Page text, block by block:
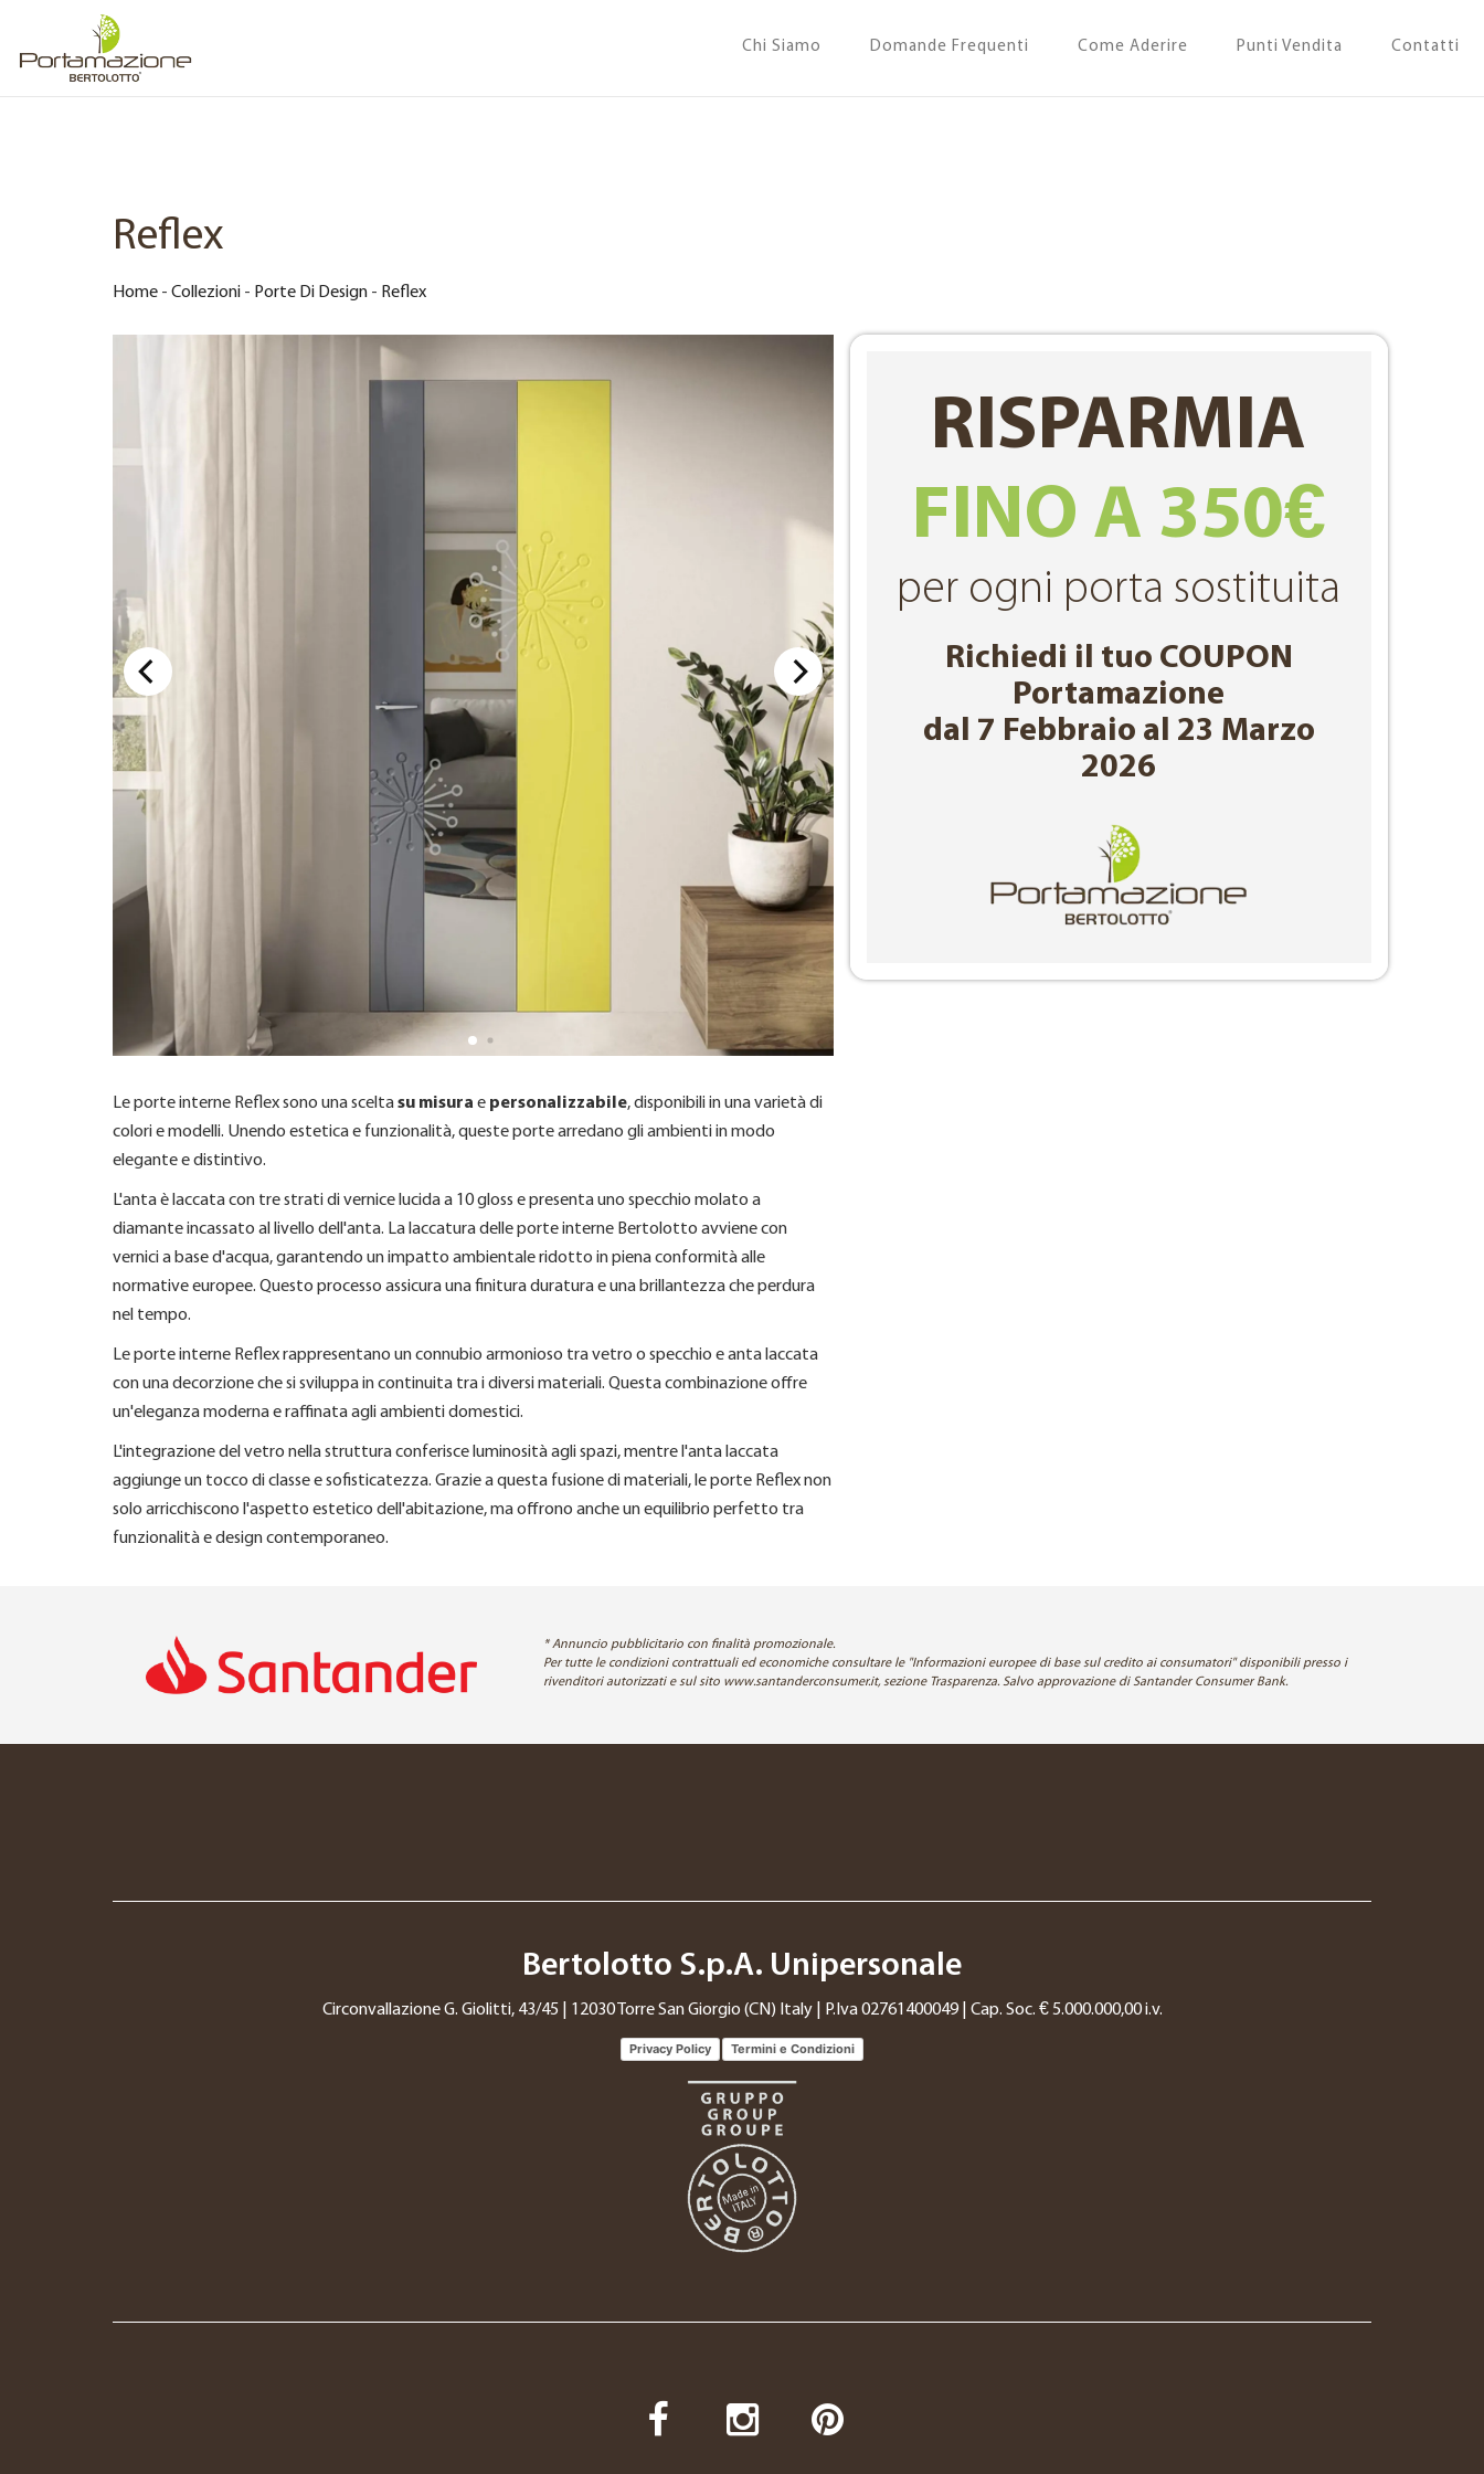
Chi Siamo Domande Frequenti Come Aderire Punti Vendita Contatti
Reflex
Home - Collezioni - Porte Di Design - Reflex
Le porte interne Reflex sono una sceltasu misura e personalizzabile, disponibili in una varietà di
colori e modelli. Unendo estetica e funzionalità, queste porte arredano gli ambienti in modo
elegante e distintivo.
L'anta è laccata con tre strati di vernice lucida a 10 gloss e presenta uno specchio molato a
diamante incassato al livello dell'anta. La laccatura delle porte interne Bertolotto avviene con
vernici a base d'acqua, garantendo un impatto ambientale ridotto in piena conformità alle
normative europee. Questo processo assicura una finitura duratura e una brillantezza che perdura
nel tempo.
Le porte interne Reflex rappresentano un connubio armonioso tra vetro o specchio e anta laccata
con una decorzione che si sviluppa in continuita tra i diversi materiali. Questa combinazione offre
un'eleganza moderna e raffinata agli ambienti domestici.
L'integrazione del vetro nella struttura conferisce luminosità agli spazi, mentre l'anta laccata
aggiunge un tocco di classe e sofisticatezza. Grazie a questa fusione di materiali, le porte Reflex non
solo arricchiscono l'aspetto estetico dell'abitazione, ma offrono anche un equilibrio perfetto tra
funzionalità e design contemporaneo.
RISPARMIA
FINO A 350€
per ogni porta sostituita
Richiedi il tuo COUPON
Portamazione
dal 7 Febbraio al 23 Marzo
2026
* Annuncio pubblicitario con finalità promozionale.
Per tutte le condizioni contrattuali ed economiche consultare le "Informazioni europee di base sul credito ai consumatori" disponibili presso i
rivenditori autorizzati e sul sito www.santanderconsumer.it, sezione Trasparenza. Salvo approvazione di Santander Consumer Bank.
Bertolotto S.p.A. Unipersonale
Circonvallazione G. Giolitti, 43/45 | 12030 Torre San Giorgio (CN) Italy | P.Iva 02761400049 | Cap. Soc. € 5.000.000,00 i.v.
Privacy Policy Termini e Condizioni